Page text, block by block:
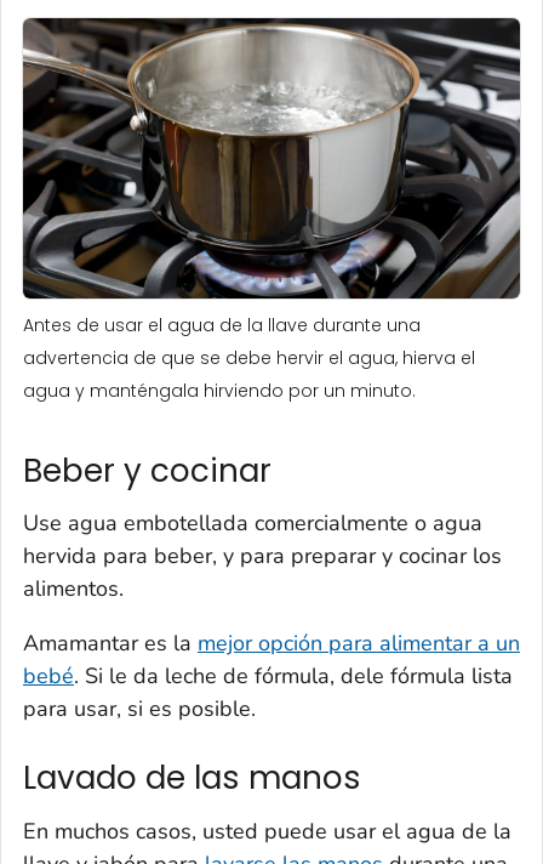
Antes de usar el agua de la llave durante una
advertencia de que se debe hervir el agua, hierva el
agua y manténgala hirviendo por un minuto.
Beber y cocinar
Use agua embotellada comercialmente o agua
hervida para beber, y para preparar y cocinar los
alimentos.
Amamantar es la mejor opción para alimentar a un
bebé. Si le da leche de fórmula, dele fórmula lista
para usar, si es posible.
Lavado de las manos
En muchos casos, usted puede usar el agua de la